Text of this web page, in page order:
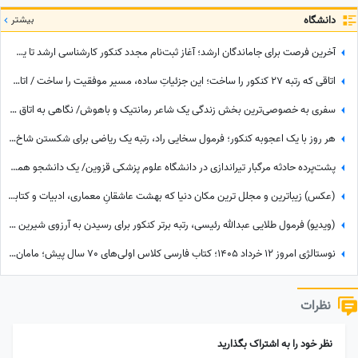
دانشگاه بیشتر
آخرین فرصت برای جاماندگان ارشد؛ آغاز ثبت‌نام مجدد کنکور کارشناسی ارشد تا یک مهلت کوتاه
اتاقی که رتبه 27 کنکور را ساخت؛ این جزئیاتِ ساده، مسیر موفقیت را ساخت / اتاق مطالعه رتبه‌های برتر لوکس نیست!
سفری به خصوصی‌ترین بخش زندگی یک شاعر رمانتیک و باهوش/ نگاهی به اتاق کارِ زیرشیروانی احمد شاملو با قفسه های چوبی و تلویزیون رنگی دهه شصتی😍
هر روز با یک اعجوبه کنکور؛ فرمول سخایی راد، رتبه یک ریاضی برای شکستن شاخ غولِ کنکور: روزی 8 تا 10 ساعت درس می‌خواندم و...
پشت‌پرده حادثه مرگبار تیراندازی در دانشگاه علوم پزشکی قزوین/ یک دانشجو همسرش را کشت و بعد...
(عکس) زیباترین و مجلل ترین مکان دنیا که بهشت عاشقانِ معماری، ادبیات و کتابه/ واقعاً اینجا کتابخونه است یا کاخ؟😍
(ویدیو) فرمول طلایی عبدالله رئیسی، رتبه برتر کنکور برای رسیدن به آرزوی شیرین کودکی: آموخته‌ام که باخدا همه چیز ممکن است اگر...😍
نوستالژی امروز 12 خرداد 1405؛ کتاب فارسی کلاس اولی‌های 70 سال پیش؛ مامان‌بزرگ بابابزرگ‌ها با این کتاب با سواد شدن😍
نظرات
نظر خود را به اشتراک بگذارید